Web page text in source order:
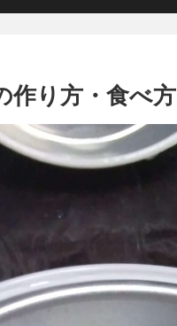
作り方・食べ方